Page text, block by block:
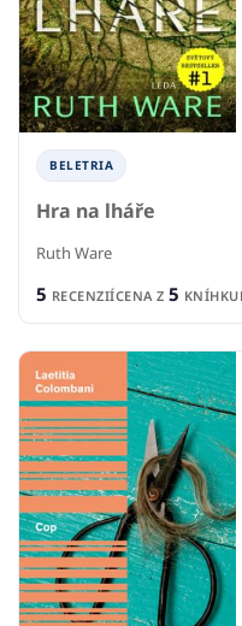
BELETRIA
Hra na lháře
Ruth Ware
5 RECENZIÍCENA Z 5